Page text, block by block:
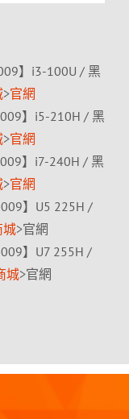
】i3-100U / 黑
>官網
】i5-210H / 黑
>官網
】i7-240H / 黑
>官網
】U5 225H /
城>官網
】U7 255H /
城>官網